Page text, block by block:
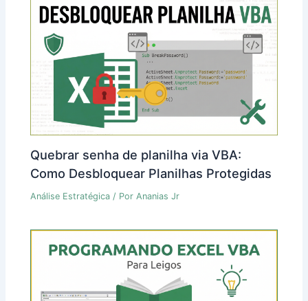
Quebrar senha de planilha via VBA:
Como Desbloquear Planilhas Protegidas
Análise Estratégica / PorAnanias Jr